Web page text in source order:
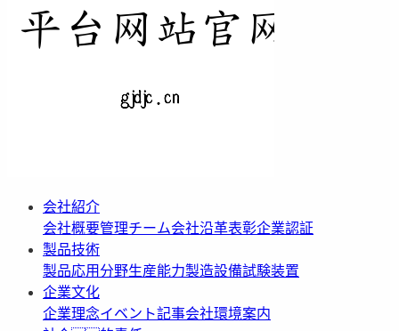
会社紹介
会社概要管理チーム会社沿革表彰企業認証
製品技術
製品応用分野生産能力製造設備試験装置
企業文化
企業理念イベント記事会社環境案内